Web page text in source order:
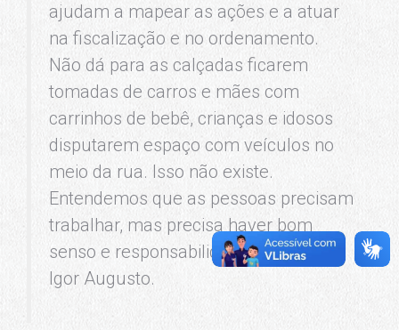
ajudam a mapear as ações e a atuar
na fiscalização e no ordenamento.
Não dá para as calçadas ficarem
tomadas de carros e mães com
carrinhos de bebê, crianças e idosos
disputarem espaço com veículos no
meio da rua. Isso não existe.
Entendemos que as pessoas precisam
trabalhar, mas precisa haver bom
senso e responsabilidade —, ressalta
Igor Augusto.